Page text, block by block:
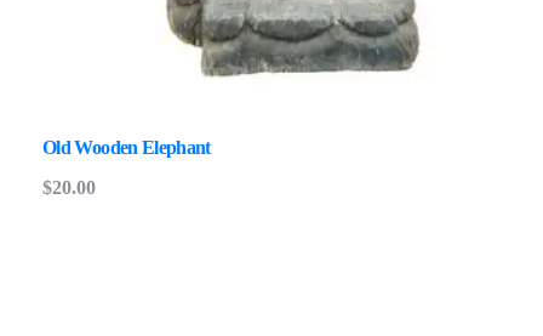
Old Wooden Elephant
$20.00